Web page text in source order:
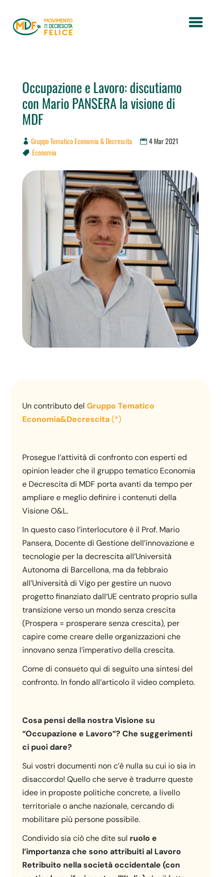
Occupazione e Lavoro: discutiamo
con Mario PANSERA la visione di
MDF
Gruppo Tematico Economia & Decrescita 4 Mar 2021
 Economia
Un contributo delGruppo Tematico
Economia&Decrescita(*)
Prosegue l’attività di confronto con esperti ed
opinion leader che il gruppo tematico Economia
e Decrescita di MDF porta avanti da tempo per
ampliare e meglio definire i contenuti della
Visione O&L.
In questo caso l’interlocutore è il Prof. Mario
Pansera, Docente di Gestione dell’innovazione e
tecnologie per la decrescita all’Università
Autonoma di Barcellona, ma da febbraio
all’Università di Vigo per gestire un nuovo
progetto finanziato dall’UE centrato proprio sulla
transizione verso un mondo senza crescita
(Prospera = prosperare senza crescita), per
capire come creare delle organizzazioni che
innovano senza l’imperativo della crescita.
Come di consueto qui di seguito una sintesi del
confronto. In fondo all’articolo il video completo.
Cosa pensi della nostra Visione su
“Occupazione e Lavoro”? Che suggerimenti
ci puoi dare?
Sui vostri documenti non c’è nulla su cui io sia in
disaccordo! Quello che serve è tradurre queste
idee in proposte politiche concrete, a livello
territoriale o anche nazionale, cercando di
mobilitare più persone possibile.
Condivido sia ciò che dite sul ruolo e
l’importanza che sono attribuiti al Lavoro
Retribuito nella società occidentale (con